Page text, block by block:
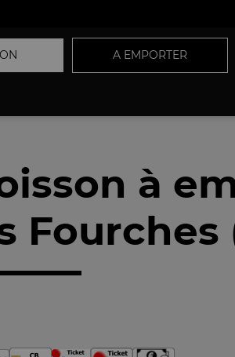
A EMPORTER
à
Fourches